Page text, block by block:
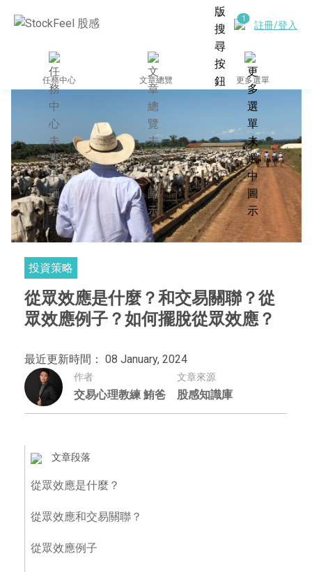
註冊/登入
任務中心 文章總覽 更多選單
投資策略
從眾效應是什麼？和交易關聯？從
眾效應例子？如何擺脫從眾效應？
最近更新時間： 08 January, 2024
作者
交易心理教練 鮪爸
文章來源
股感知識庫
文章段落
從眾效應是什麼？
從眾效應和交易關聯？
從眾效應例子